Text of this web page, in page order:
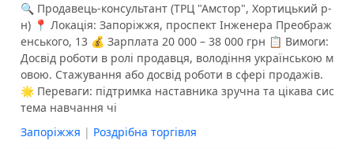
🔍 Продавець-консультант (ТРЦ "Амстор", Хортицький р-
н) 📍 Локація: Запоріжжя, проспект Інженера Преображ
енського, 13 💰 Зарплата 20 000 – 38 000 грн 📋 Вимоги:
Досвід роботи в ролі продавця, володіння українською м
овою. Стажування або досвід роботи в сфері продажів.
🌟 Переваги: підтримка наставника зручна та цікава сис
тема навчання чі
Запоріжжя | Роздрібна торгівля